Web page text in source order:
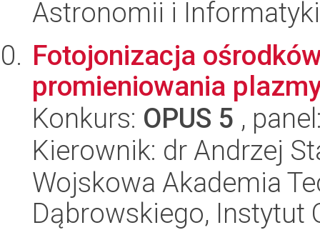
Astronomii i
Fotojonizacja
promieniowania
Konkurs: OPUS 5 ,
Kierownik: dr Andrzej
Wojskowa Akademia
Dąbrowskiego, Instytut